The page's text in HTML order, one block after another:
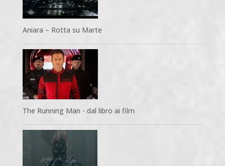
Aniara – Rotta su Marte
The Running Man - dal libro ai film